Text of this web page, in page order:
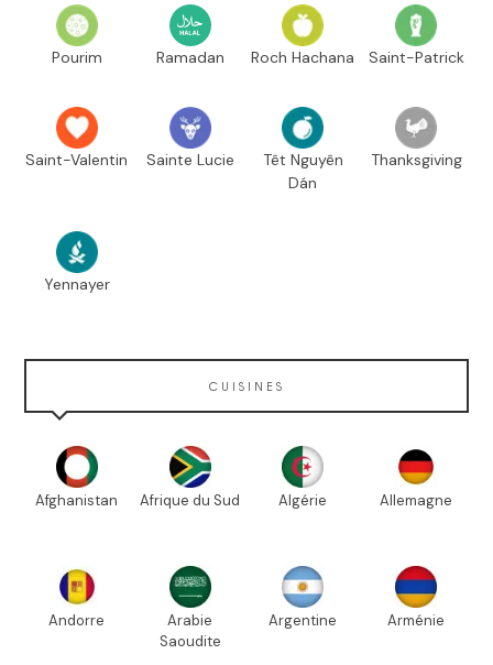
Pourim Ramadan Roch Hachana Saint-Patrick
Saint-Valentin Sainte Lucie
Têt Nguyên
Dán
Thanksgiving
Yennayer
CUISINES
Afghanistan Afrique du Sud Algérie Allemagne
Andorre
Arabie
Saoudite
Argentine Arménie